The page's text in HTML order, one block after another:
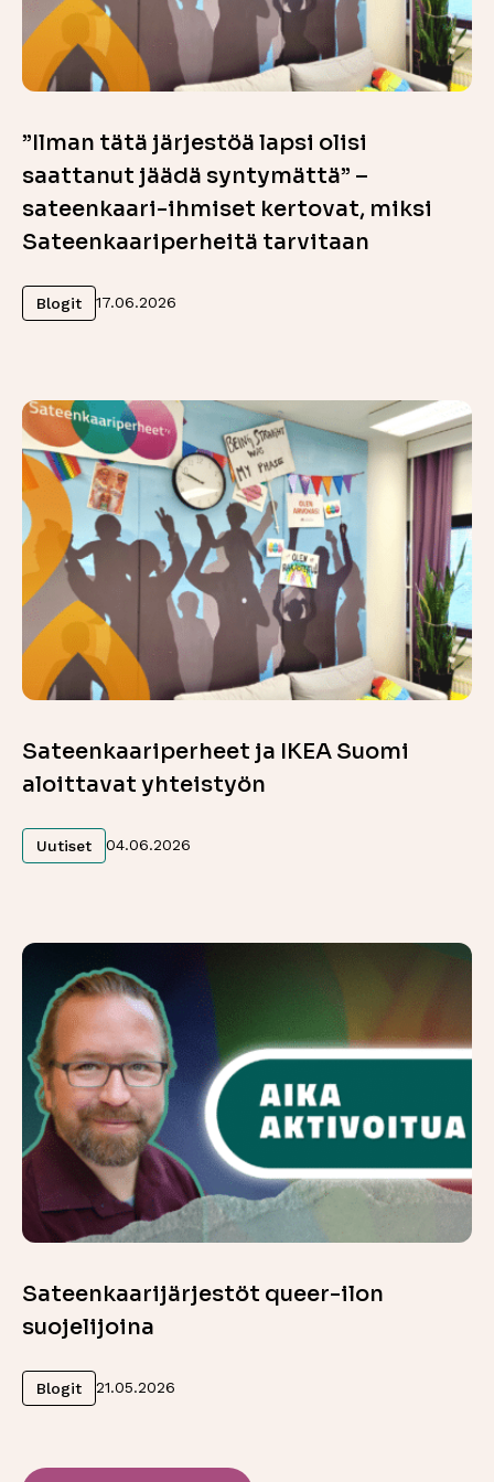
”Ilman tätä järjestöä lapsi olisi
saattanut jäädä syntymättä” –
sateenkaari-ihmiset kertovat, miksi
Sateenkaariperheitä tarvitaan
Blogit 17.06.2026
Sateenkaariperheet ja IKEA Suomi
aloittavat yhteistyön
Uutiset 04.06.2026
Sateenkaarijärjestöt queer-ilon
suojelijoina
Blogit 21.05.2026